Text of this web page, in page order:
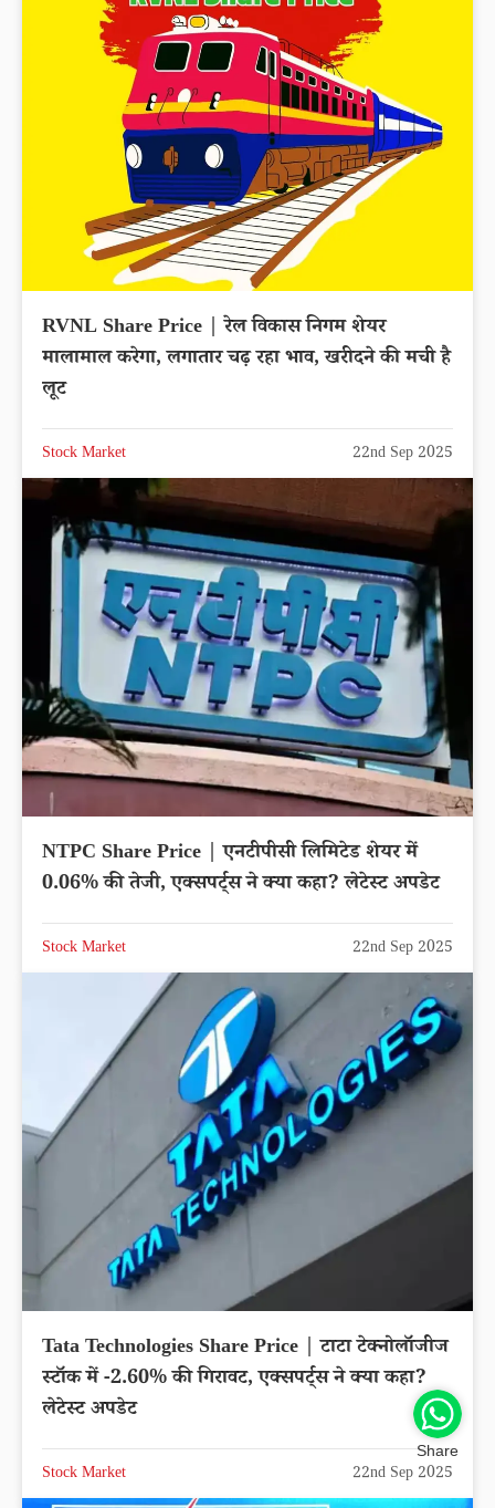
RVNL Share Price | रेल विकास निगम शेयर
मालामाल करेगा, लगातार चढ़ रहा भाव, खरीदने की मची है
लूट
Stock Market 22nd Sep 2025
NTPC Share Price | एनटीपीसी लिमिटेड शेयर में
0.06% की तेजी, एक्सपर्ट्स ने क्या कहा? लेटेस्ट अपडेट
Stock Market 22nd Sep 2025
Tata Technologies Share Price | टाटा टेक्नोलॉजीज
स्टॉक में -2.60% की गिरावट, एक्सपर्ट्स ने क्या कहा?
लेटेस्ट अपडेट
Stock Market 22nd Sep 2025
Share